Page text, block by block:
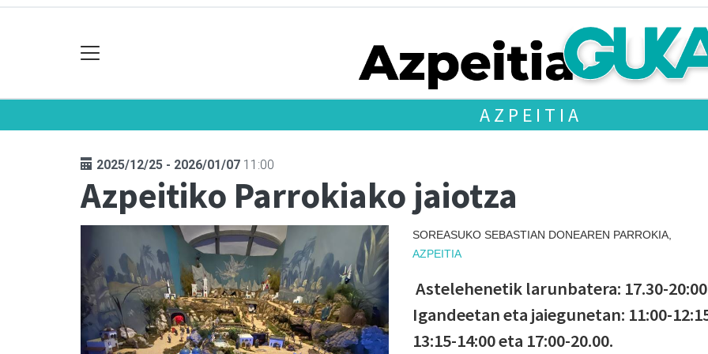
AZPEITIA
2025/12/25 - 2026/01/07 11:00
Azpeitiko Parrokiako jaiotza
SOREASUKO SEBASTIAN DONEAREN PARROKIA,
AZPEITIA
Astelehenetik larunbatera: 17.30-
Igandeetan eta jaiegunetan: 11:00-
13:15-14:00 eta 17:00-20.00.